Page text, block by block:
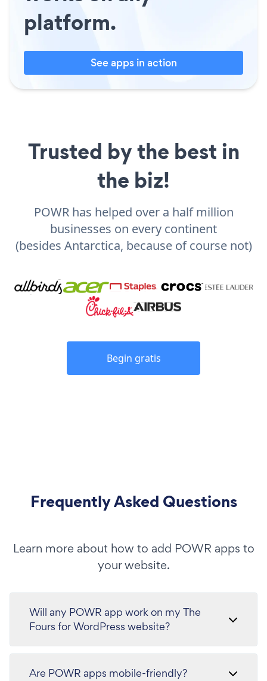
platform.
See apps in action
Trusted by the best in
the biz!
POWR has helped over a half million
businesses on every continent
(besides Antarctica, because of course not)
Begin gratis
Frequently Asked Questions
Learn more about how to add POWR apps to
your website.
Will any POWR app work on my The
Fours for WordPress website?
Are POWR apps mobile-friendly?